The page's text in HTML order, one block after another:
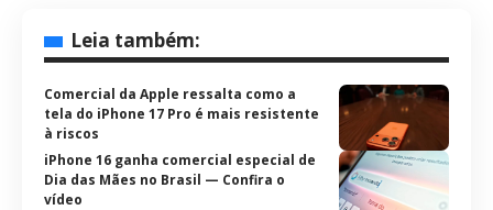
Leia também:
Comercial da Apple ressalta como a
tela do iPhone 17 Pro é mais resistente
à riscos
iPhone 16 ganha comercial especial de
Dia das Mães no Brasil — Confira o
vídeo